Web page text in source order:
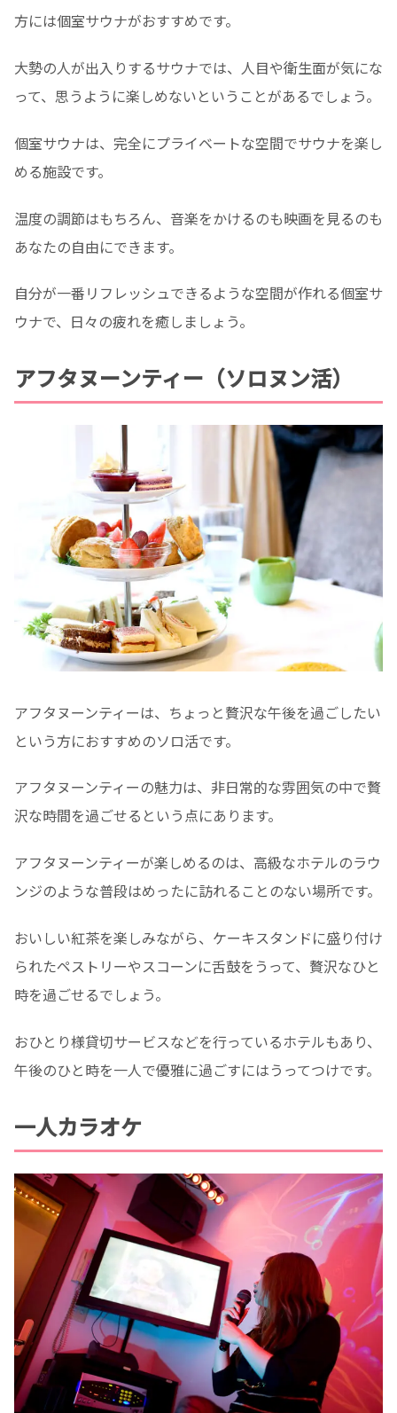
方には個室サウナがおすすめです。
大勢の人が出入りするサウナでは、人目や衛生面が気にな
って、思うように楽しめないということがあるでしょう。
個室サウナは、完全にプライベートな空間でサウナを楽し
める施設です。
温度の調節はもちろん、音楽をかけるのも映画を見るのも
あなたの自由にできます。
自分が一番リフレッシュできるような空間が作れる個室サ
ウナで、日々の疲れを癒しましょう。
アフタヌーンティー（ソロヌン活）
アフタヌーンティーは、ちょっと贅沢な午後を過ごしたい
という方におすすめのソロ活です。
アフタヌーンティーの魅力は、非日常的な雰囲気の中で贅
沢な時間を過ごせるという点にあります。
アフタヌーンティーが楽しめるのは、高級なホテルのラウ
ンジのような普段はめったに訪れることのない場所です。
おいしい紅茶を楽しみながら、ケーキスタンドに盛り付け
られたペストリーやスコーンに舌鼓をうって、贅沢なひと
時を過ごせるでしょう。
おひとり様貸切サービスなどを行っているホテルもあり、
午後のひと時を一人で優雅に過ごすにはうってつけです。
一人カラオケ